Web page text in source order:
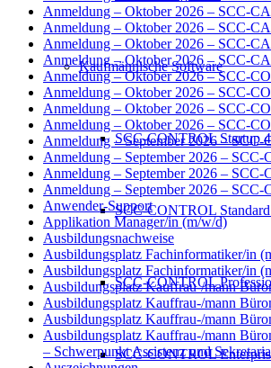
Kaufmännische Software
SCC-CONTROL Startup
SCC-CONTROL Standard
SCC-CONTROL
SCC-CONTROL
Anmeldung – Oktober 2026 – SCC-
Anmeldung – Oktober 2026 – SCC-
Anmeldung – Oktober 2026 – SCC-
Anmeldung – Oktober 2026 – SCC-
Anmeldung – Oktober 2026 – SCC-
Anmeldung – Oktober 2026 – SCC-
Anmeldung – Oktober 2026 – SCC-
Anmeldung – Oktober 2026 – SCC-
Anmeldung – September 2026 –
Anmeldung – September 2026 –
Anmeldung – September 2026 –
Anmeldung – September 2026 –
Anwender-Support
Applikation Manager/in (m/w/d)
Ausbildungsnachweise
Ausbildungsplatz Fachinformatiker/in
Ausbildungsplatz Fachinformatiker/in
Ausbildungsplatz Kauffrau-/mann
Ausbildungsplatz Kauffrau-/mann
Ausbildungsplatz Kauffrau-/mann
Ausbildungsplatz Kauffrau-/mann
– Schwerpunkt Assistenz und